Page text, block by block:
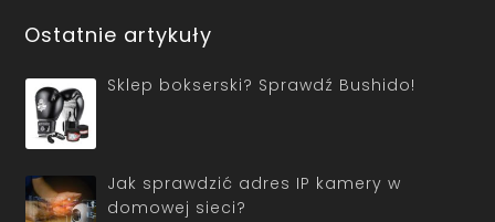
Ostatnie artykuły
Sklep bokserski? Sprawdź Bushido!
Jak sprawdzić adres IP kamery w
domowej sieci?